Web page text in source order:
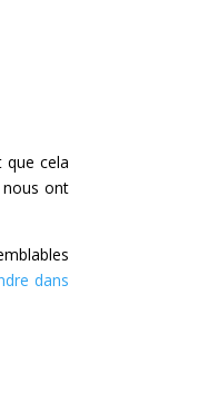
cela
nous ont
dans